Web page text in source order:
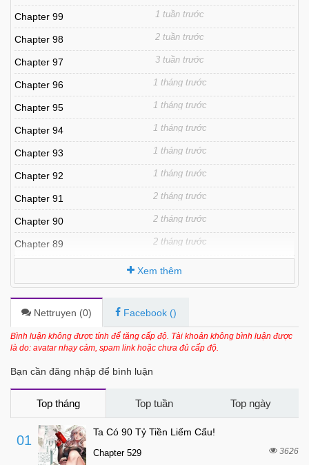
Chapter 99 1 tuần trước
Chapter 98 2 tuần trước
Chapter 97 3 tuần trước
Chapter 96 1 tháng trước
Chapter 95 1 tháng trước
Chapter 94 1 tháng trước
Chapter 93 1 tháng trước
Chapter 92 1 tháng trước
Chapter 91 2 tháng trước
Chapter 90 2 tháng trước
Chapter 89 2 tháng trước
Chapter 87 3 tháng trước
Chapter 86 3 tháng trước
Chapter 85 3 tháng trước
4 tháng trước
Chapter 82 4 tháng trước
Chapter 81
Chapter 80
Xem thêm
Nettruyen (0) Facebook ()
Bình luận không được tính để tăng cấp độ. Tài khoản không bình luận được
là do: avatar nhạy cảm, spam link hoặc chưa đủ cấp độ.
Bạn cần đăng nhập để bình luận
Top tháng Top tuần Top ngày
01
Ta Có 90 Tỷ Tiền Liếm Cẩu!
Chapter 529 3626